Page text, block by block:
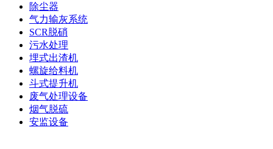
除尘器
气力输灰系统
SCR脱硝
污水处理
埋式出渣机
螺旋给料机
斗式提升机
废气处理设备
烟气脱硫
安监设备